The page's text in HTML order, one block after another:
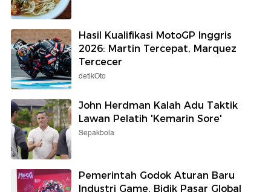
Hasil Kualifikasi MotoGP Inggris
2026: Martin Tercepat, Marquez
Tercecer
detikOto
John Herdman Kalah Adu Taktik
Lawan Pelatih 'Kemarin Sore'
Sepakbola
Pemerintah Godok Aturan Baru
Industri Game, Bidik Pasar Global